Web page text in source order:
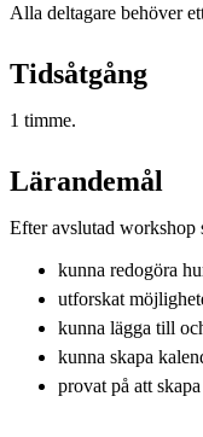
Alla deltagare behöver
Tidsåtgång
1 timme.
Lärandemål
Efter avslutad workshop
kunna redogöra
utforskat
kunna lägga till
kunna skapa
provat på att